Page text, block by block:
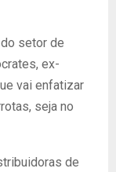
setor de
ex-
vai enfatizar
seja no
de